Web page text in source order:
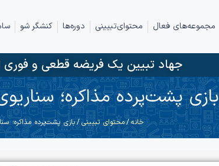
مجموعه‌های فعال محتوای‌تبیینی دوره‌ها کنشگر شو
جهاد تبیین یک فریضه قطعی و
بازی پشت‌پرده مذاکره؛
خانه/محتوای تبیینی/ بازی پشت‌پرده مذاکره؛